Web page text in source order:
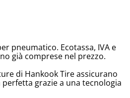
pneumatico. Ecotassa, IVA e
già comprese nel prezzo.
di Hankook Tire assicurano
grazie a una tecnologia